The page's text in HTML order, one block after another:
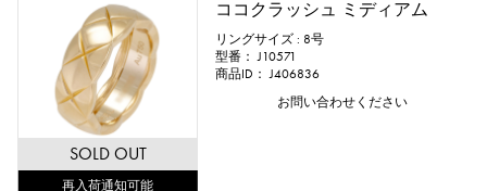
SOLD OUT
再入荷通知可能
ココクラッシュ ミディアム
リングサイズ : 8号
型番： J10571
商品ID： J406836
お問い合わせください